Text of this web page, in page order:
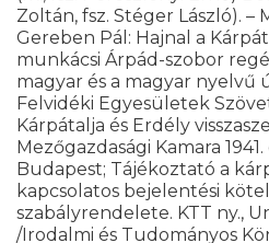
Zoltán, fsz. Stéger László). –
Gereben Pál: Hajnal a
munkácsi Árpád-szobor
magyar és a magyar nyelvű
Felvidéki Egyesületek
Kárpátalja és Erdély
Mezőgazdasági Kamara
Budapest; Tájékoztató a
kapcsolatos bejelentési
szabályrendelete. KTT ny.,
/Irodalmi és Tudományos